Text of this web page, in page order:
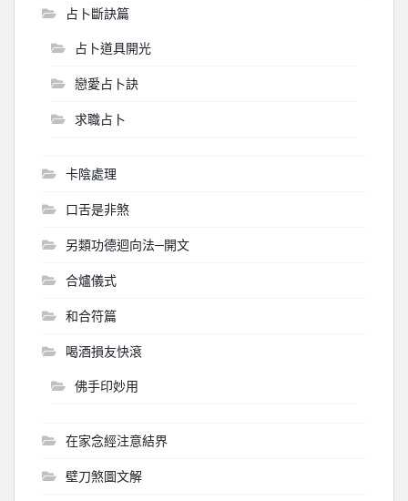
占卜斷訣篇
占卜道具開光
戀愛占卜訣
求職占卜
卡陰處理
口舌是非煞
另類功德迴向法─開文
合爐儀式
和合符篇
喝酒損友快滾
佛手印妙用
在家念經注意結界
壁刀煞圖文解